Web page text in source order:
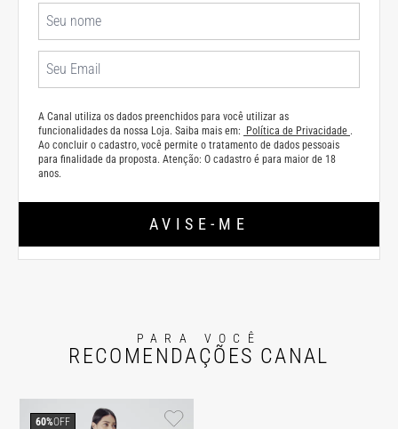
A Canal utiliza os dados preenchidos para você utilizar as
funcionalidades da nossa Loja. Saiba mais em:
Política de Privacidade .
Ao concluir o cadastro, você permite o tratamento de dados pessoais
para finalidade da proposta. Atenção: O cadastro é para maior de 18
anos.
AVISE-ME
PARA VOCÊ
RECOMENDAÇÕES CANAL
60%OFF